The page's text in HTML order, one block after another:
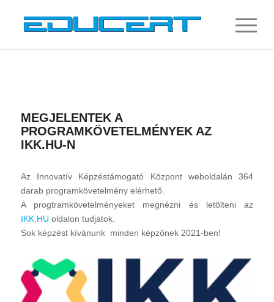
MEGJELENTEK A
PROGRAMKÖVETELMÉNYEK AZ
IKK.HU-N
Az Innovatív Képzéstámogató Központ weboldalán 364
darab programkövetelmény elérhető.
A progtramkövetelményeket megnézni és letölteni az
IKK.HU oldalon tudjátok.
Sok képzést kívánunk minden képzőnek 2021-ben!